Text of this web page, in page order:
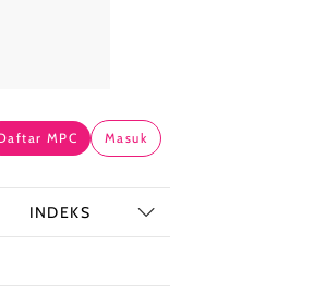
MPC Masuk
INDEKS